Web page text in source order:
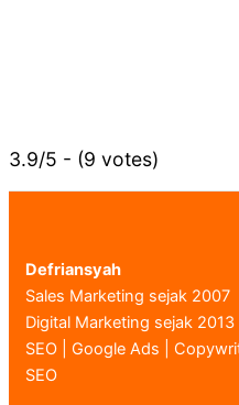
3.9/5 - (9 votes)
Defriansyah
Sales Marketing sejak 2007
Digital Marketing sejak 2013
SEO | Google Ads |
SEO